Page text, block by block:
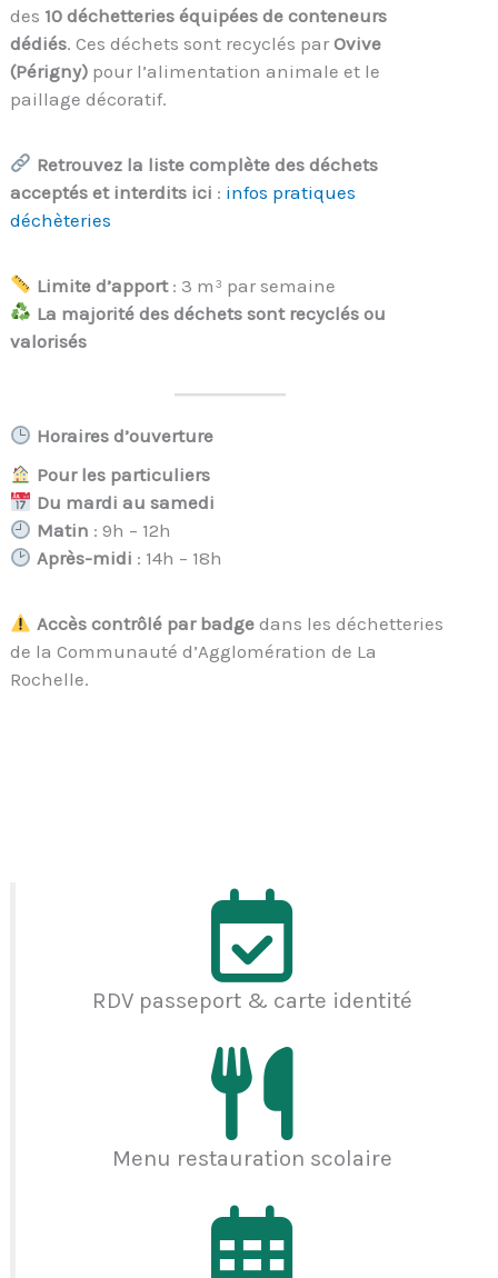
des 10 déchetteries équipées de conteneurs
dédiés. Ces déchets sont recyclés parOvive
(Périgny) pour l’alimentation animale et le
paillage décoratif.
Retrouvez la liste complète des déchets
acceptés et interdits ici : infos pratiques
déchèteries
Limite d’apport: 3 m³ par semaine
La majorité des déchets sont recyclés ou
valorisés
Horaires d’ouverture
Pour les particuliers
Du mardi au samedi
Matin : 9h – 12h
Après-midi : 14h – 18h
Accès contrôlé par badgedans les déchetteries
de la Communauté d’Agglomération de La
Rochelle.
RDV passeport & carte identité
Menu restauration scolaire